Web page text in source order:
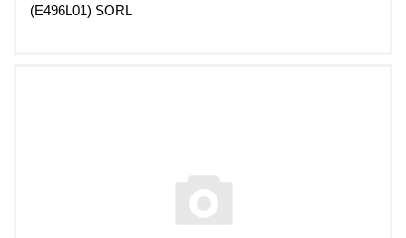
(E496L01) SORL